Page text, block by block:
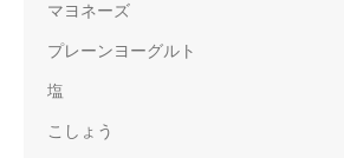
マヨネーズ
プレーンヨーグルト
塩
こしょう